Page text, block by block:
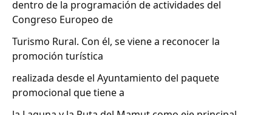
dentro de la programación de actividades del
Congreso Europeo de
Turismo Rural. Con él, se viene a reconocer la
promoción turística
realizada desde el Ayuntamiento del paquete
promocional que tiene a